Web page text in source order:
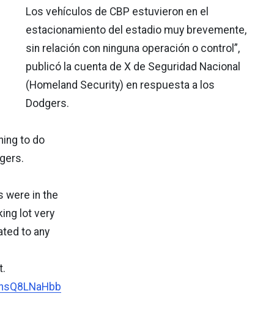
Los vehículos de CBP estuvieron en el
estacionamiento del estadio muy brevemente,
sin relación con ninguna operación o control”,
publicó la cuenta de X de Seguridad Nacional
(Homeland Security) en respuesta a los
Dodgers.
to do
were in the
lot very
to any